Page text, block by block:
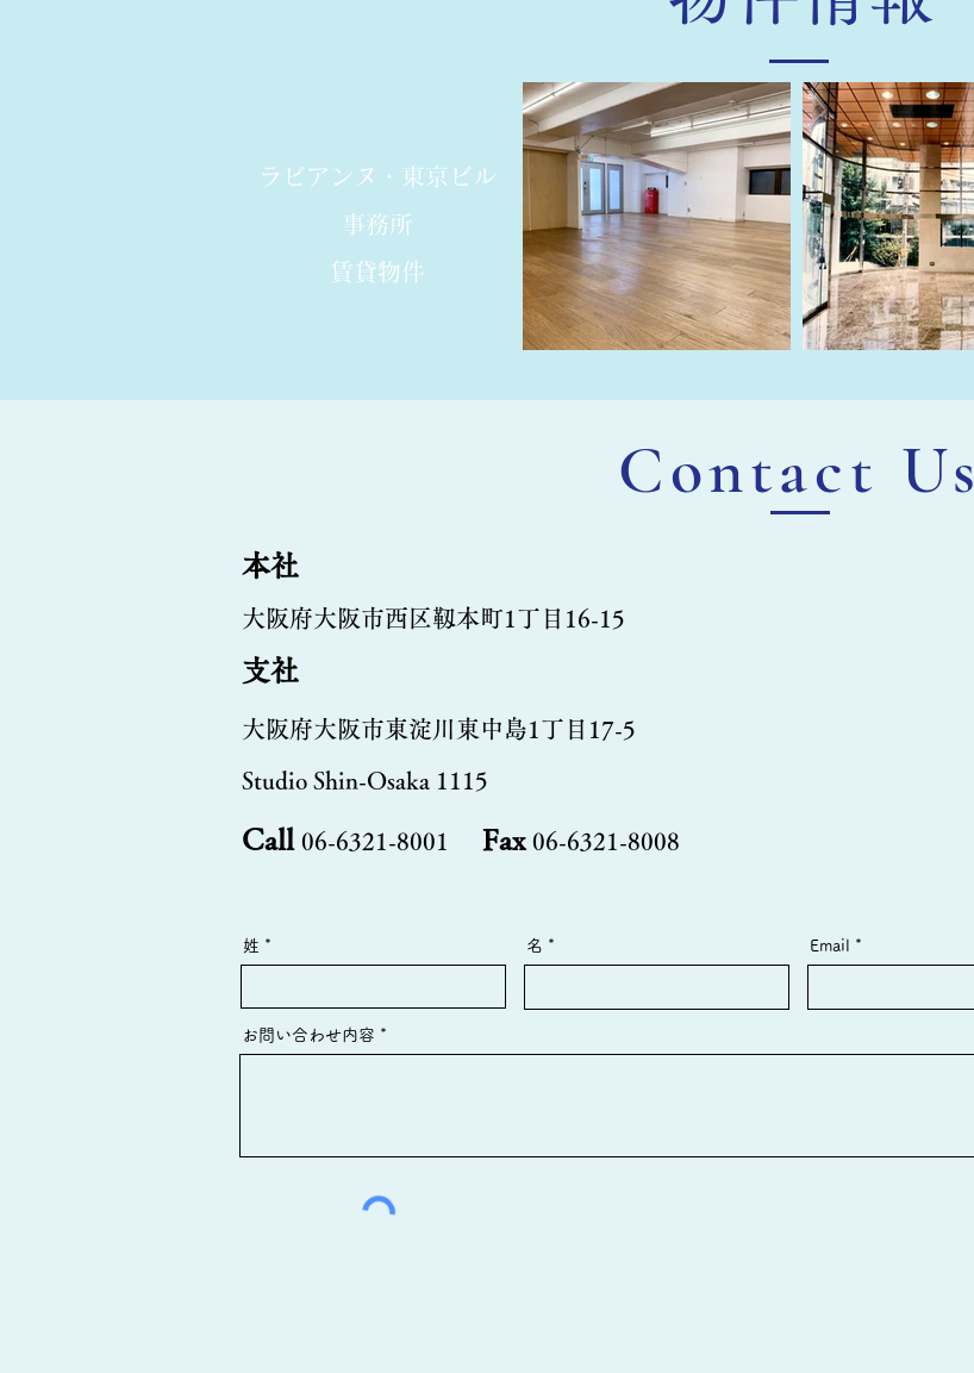
​ラビアンヌ・東京ビル
事務所
​賃貸物件
Contact Us
本社
大阪府大阪市西区靱本町1丁目16-15
支社
大阪府大阪市東淀川東中島1丁目17-5
Studio Shin-Osaka 1115
Call 06-6321-8001 Fax 06-6321-8008
姓 名 Email
お問い合わせ内容